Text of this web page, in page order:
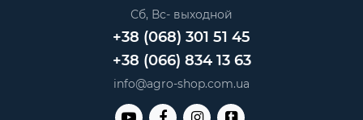
Сб, Вс- выходной
+38 (068) 301 51 45
+38 (066) 834 13 63
info@agro-shop.com.ua